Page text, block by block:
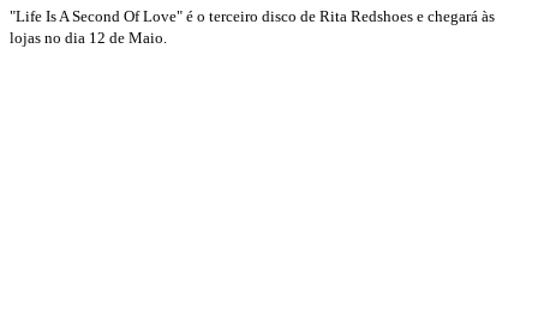
"Life Is A Second Of Love" é o terceiro disco de Rita Redshoes e chegará às
lojas no dia 12 de Maio.